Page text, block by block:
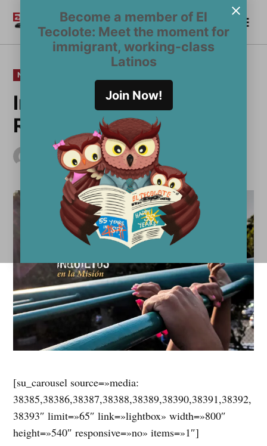
Become a member of El
Tecolote: Meet the moment for
immigrant, working-class
Latinos
Join Now!
contenido
El
Tecolote
Become a Member
PUBLICADO
EN
NOTICIAS
Inquietos en la Misión:
Renegada
El Tecolote Staff
julio 12, 2018
Última actualización
[su_carousel source=»media:
38385,38386,38387,38388,38389,38390,38391,38392,
38393″ limit=»65″ link=»lightbox» width=»800″
height=»540″ responsive=»no» items=»1″]